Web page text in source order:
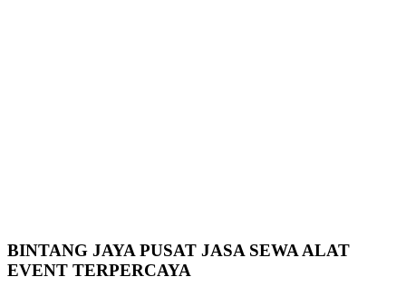
BINTANG JAYA PUSAT JASA SEWA ALAT
EVENT TERPERCAYA